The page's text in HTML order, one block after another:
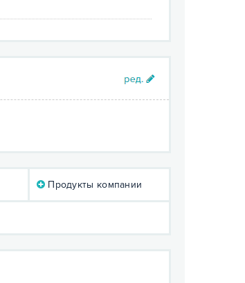
Продукты компании